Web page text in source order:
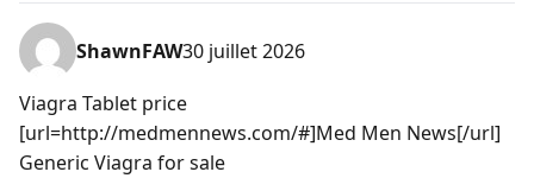
ShawnFAW30 juillet 2026
Viagra Tablet price
[url=http://medmennews.com/#]Med Men News[/url]
Generic Viagra for sale